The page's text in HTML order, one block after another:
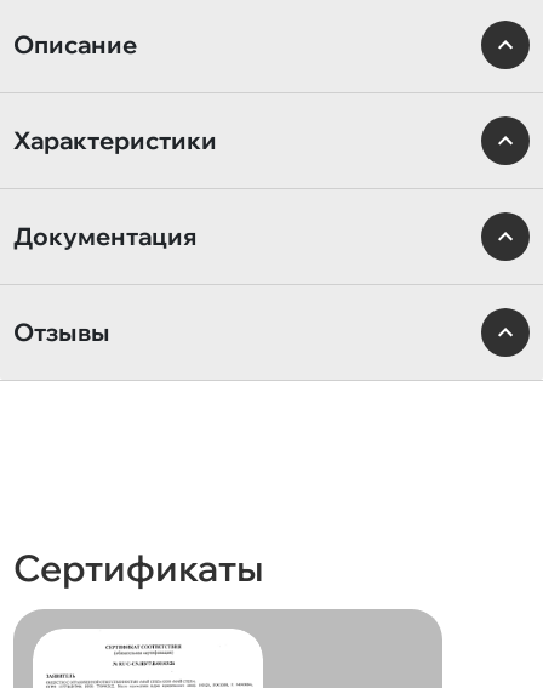
Описание
Характеристики
Документация
Отзывы
Сертификаты